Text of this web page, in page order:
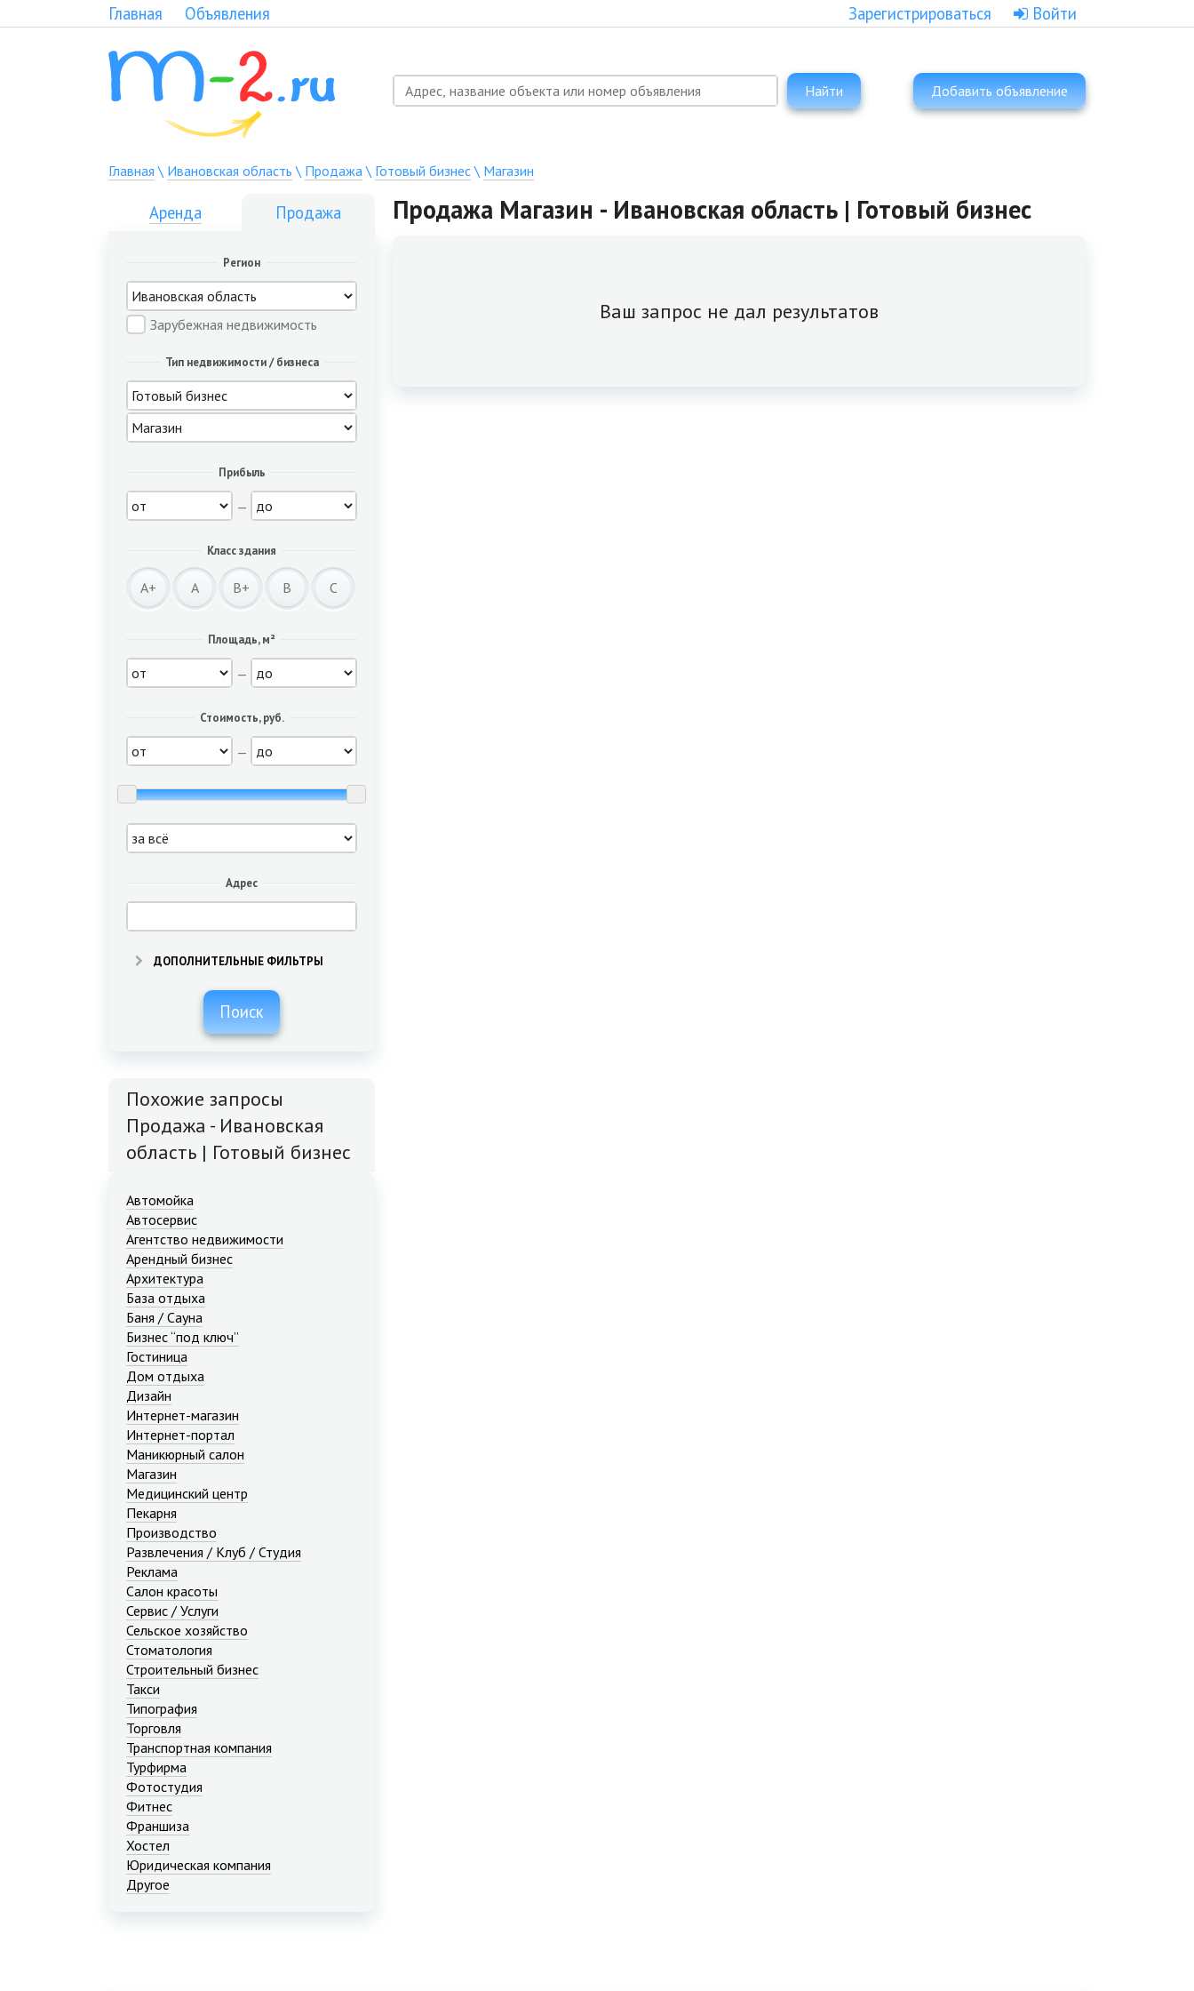
Главная Объявления Зарегистрироваться Войти
Найти Добавить объявление
Главная \ Ивановская область \ Продажа\ Готовый бизнес\ Магазин
Аренда Продажа
Регион
Зарубежная недвижимость
Тип недвижимости / бизнеса
Прибыль
—
Класс здания
A+ A B+ B C
Площадь, м²
—
Стоимость, руб.
—
Адрес
ДОПОЛНИТЕЛЬНЫЕ ФИЛЬТРЫ
Поиск
Похожие запросы
Продажа - Ивановская
область | Готовый бизнес
Автомойка
Автосервис
Агентство недвижимости
Арендный бизнес
Архитектура
База отдыха
Баня / Сауна
Бизнес “под ключ”
Гостиница
Дом отдыха
Дизайн
Интернет-магазин
Интернет-портал
Маникюрный салон
Магазин
Медицинский центр
Пекарня
Производство
Развлечения / Клуб / Студия
Реклама
Салон красоты
Сервис / Услуги
Сельское хозяйство
Стоматология
Строительный бизнес
Такси
Типография
Торговля
Транспортная компания
Турфирма
Фотостудия
Фитнес
Франшиза
Хостел
Юридическая компания
Другое
Продажа Магазин - Ивановская область | Готовый бизнес
Ваш запрос не дал результатов